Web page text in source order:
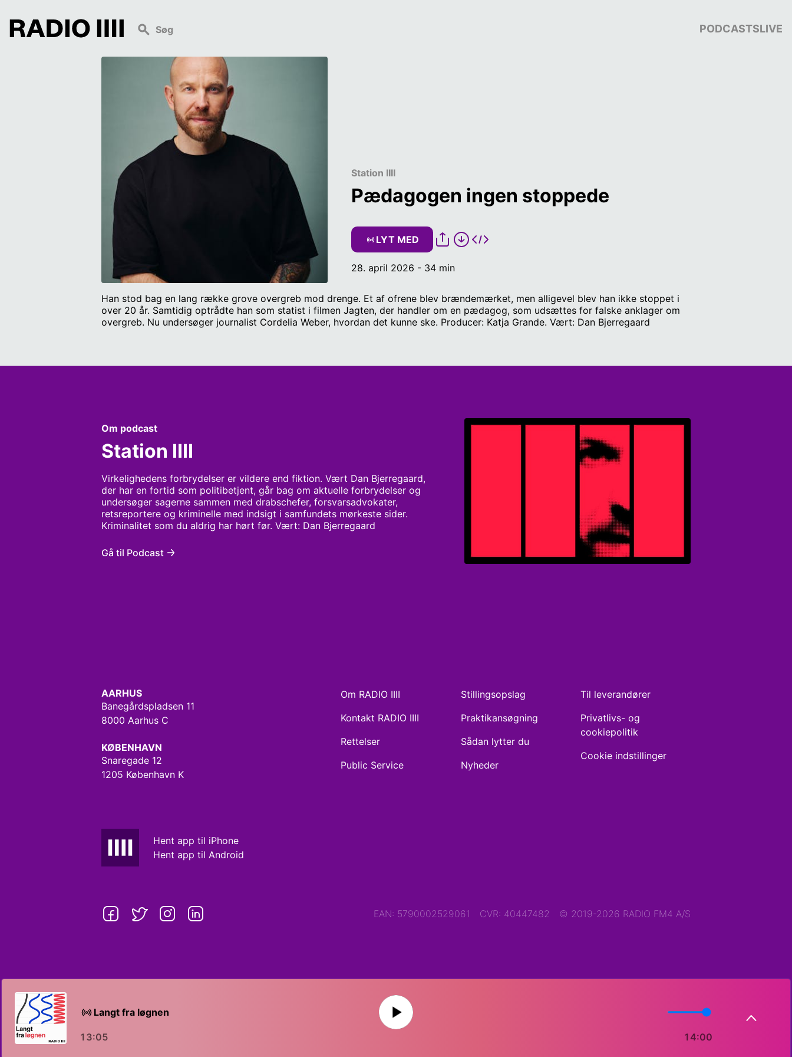
PODCASTSLIVE
Station IIII
Pædagogen ingen stoppede
LYT MED
28. april 2026 - 34 min
Han stod bag en lang række grove overgreb mod drenge. Et af ofrene blev brændemærket, men alligevel blev han ikke stoppet i
over 20 år. Samtidig optrådte han som statist i filmen Jagten, der handler om en pædagog, som udsættes for falske anklager om
overgreb. Nu undersøger journalist Cordelia Weber, hvordan det kunne ske. Producer: Katja Grande. Vært: Dan Bjerregaard
Om podcast
Station IIII
Virkelighedens forbrydelser er vildere end fiktion. Vært Dan Bjerregaard,
der har en fortid som politibetjent, går bag om aktuelle forbrydelser og
undersøger sagerne sammen med drabschefer, forsvarsadvokater,
retsreportere og kriminelle med indsigt i samfundets mørkeste sider.
Kriminalitet som du aldrig har hørt før. Vært: Dan Bjerregaard
Gå til Podcast
AARHUS
Banegårdspladsen 11
8000 Aarhus C
KØBENHAVN
Snaregade 12
1205 København K
Hent app til iPhone
Hent app til Android
Om RADIO IIII
Kontakt RADIO IIII
Rettelser
Public Service
Stillingsopslag
Praktikansøgning
Sådan lytter du
Nyheder
Til leverandører
Privatlivs- og
cookiepolitik
Cookie indstillinger
EAN: 5790002529061 CVR: 40447482 © 2019-2026 RADIO FM4 A/S
Langt fra løgnen
13:05 14:00